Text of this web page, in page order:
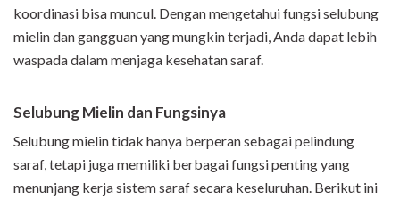
koordinasi bisa muncul. Dengan mengetahui fungsi selubung
mielin dan gangguan yang mungkin terjadi, Anda dapat lebih
waspada dalam menjaga kesehatan saraf.
Selubung Mielin dan Fungsinya
Selubung mielin tidak hanya berperan sebagai pelindung
saraf, tetapi juga memiliki berbagai fungsi penting yang
menunjang kerja sistem saraf secara keseluruhan. Berikut ini